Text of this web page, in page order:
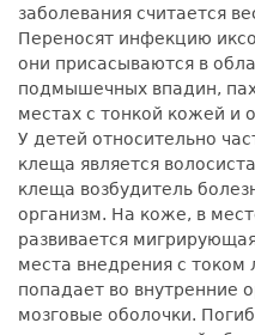
заболевания считается
Переносят инфекцию
они присасываются в
подмышечных впадин,
местах с тонкой кожей и
У детей относительно
клеща является
клеща возбудитель
организм. На коже, в
развивается
места внедрения с
попадает во внутренние
мозговые оболочки.